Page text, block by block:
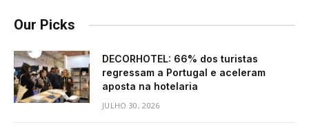
Our Picks
DECORHOTEL: 66% dos turistas
regressam a Portugal e aceleram
aposta na hotelaria
JULHO 30, 2026